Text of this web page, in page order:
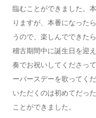
臨むことができました。
りますが、本番になった
うので、楽しんでできた
稽古期間中に誕生日を迎
奏でお祝いしてくださっ
ーバースデーを歌ってく
いただくのは初めてだっ
ことができました。